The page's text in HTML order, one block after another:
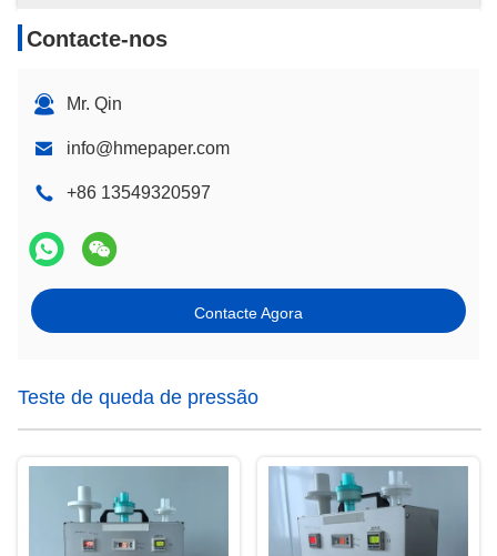
Contacte-nos
Mr. Qin
info@hmepaper.com
+86 13549320597
Contacte Agora
Teste de queda de pressão